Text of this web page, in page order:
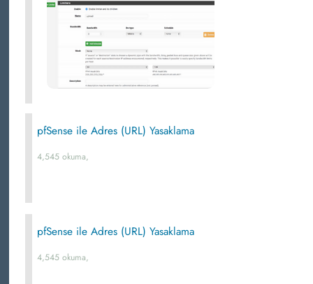
pfSense ile Adres (URL) Yasaklama
4,545 okuma,
pfSense ile Adres (URL) Yasaklama
4,545 okuma,